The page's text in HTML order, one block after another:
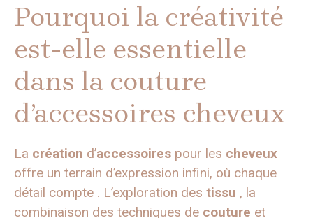
Pourquoi la créativité
est-elle essentielle
dans la couture
d’accessoires cheveux
La création d’accessoires pour les cheveux
offre un terrain d’expression infini, où chaque
détail compte . L’exploration des tissu , la
combinaison des techniques de couture et